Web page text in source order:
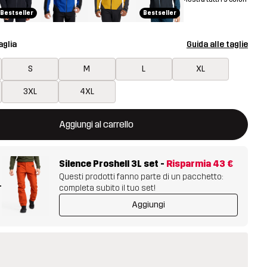
Bestseller Bestseller
Guida alle taglie
S M L XL
3XL 4XL
Aggiungi al carrello
una finestra modale per confermare un nuovo articolo nel
Silence Proshell 3L set - Risparmia 43 €
Questi prodotti fanno parte di un pacchetto:
completa subito il tuo set!
Aggiungi